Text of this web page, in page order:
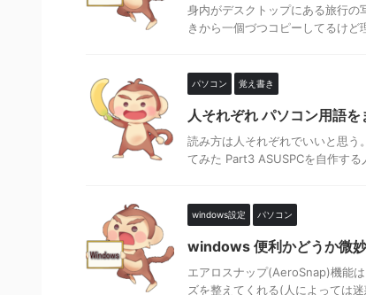
身内がデスクトップにある旅行の
きから一個づつコピーしてるけ
パソコン 覚え書き
人それぞれ パソコン用語
読み方は人それぞれでいいと思う
てみた Part3 ASUSPCを自作す
windows設定 パソコン
windows 便利かどうか微
エアロスナップ(AeroSnap)機能
ズを整えてくれる(人によっては